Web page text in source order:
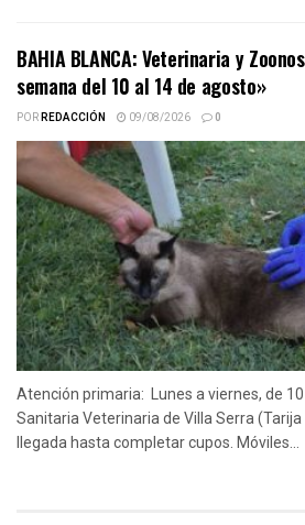
BAHIA BLANCA: Veterinaria y
semana del 10 al 14 de agosto»
PORREDACCIÓN 09/08/2026 0
Atención primaria: Lunes a viernes, de 10
Sanitaria Veterinaria de Villa Serra
llegada hasta completar cupos. Móviles...